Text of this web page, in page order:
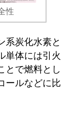
性
系炭化水素と
単体には引火
とで燃料とし
ールなどに比